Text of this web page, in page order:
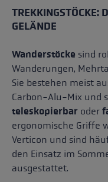
TREKKINGSTÖCKE:
GELÄNDE
Wanderstöcke sind
Wanderungen,
Sie bestehen meist
Carbon-Alu-Mix und
teleskopierbar oder
ergonomische Griffe
Verticon und sind
den Einsatz im
ausgestattet.